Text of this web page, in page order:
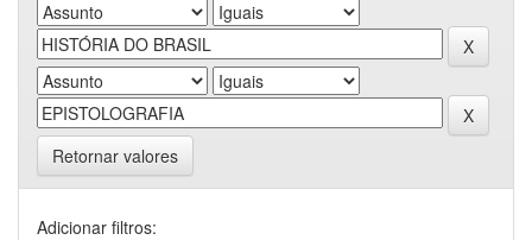
Retornar valores
Adicionar filtros: